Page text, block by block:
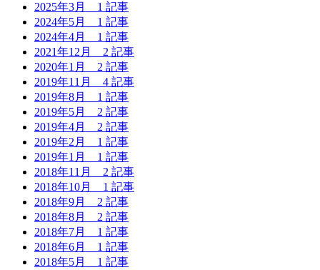
2025年3月 1 記事
2024年5月 1 記事
2024年4月 1 記事
2021年12月 2 記事
2020年1月 2 記事
2019年11月 4 記事
2019年8月 1 記事
2019年5月 2 記事
2019年4月 2 記事
2019年2月 1 記事
2019年1月 1 記事
2018年11月 2 記事
2018年10月 1 記事
2018年9月 2 記事
2018年8月 2 記事
2018年7月 1 記事
2018年6月 1 記事
2018年5月 1 記事